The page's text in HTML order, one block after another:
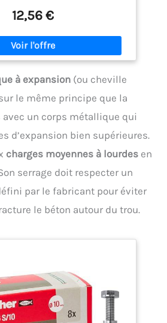
ou tiges filetées courantes pour
à l'application La douille à
permet des entraxes et distances
grâce à une répartition régulière
Le capuchon en plastique rouge
librement Agrément ETA pour
12,56 €
à expansion (ou cheville
le même principe que la
un corps métallique qui
d’expansion bien supérieures.
charges moyennes à lourdes en
serrage doit respecter un
par le fabricant pour éviter
le béton autour du trou.